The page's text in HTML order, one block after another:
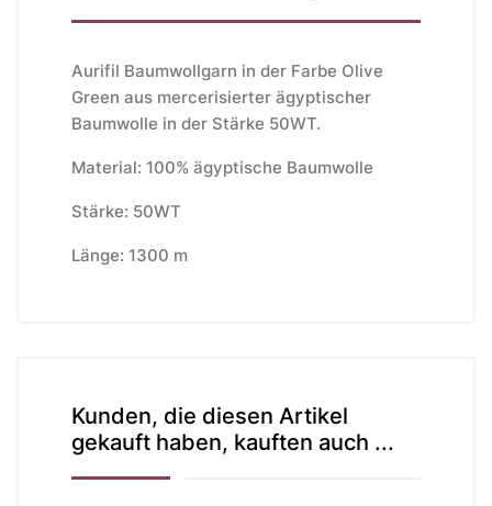
Aurifil Baumwollgarn in der Farbe Olive
Green aus mercerisierter ägyptischer
Baumwolle in der Stärke 50WT.
Material: 100% ägyptische Baumwolle
Stärke: 50WT
Länge: 1300 m
Kunden, die diesen Artikel
gekauft haben, kauften auch ...